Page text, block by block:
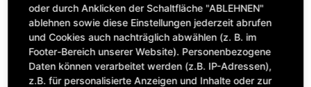
CLICK & COLLECT
Bestellungen bei Deinem bevorzugten Standort abholen
Anzahl
oder durch Anklicken der Schaltfläche "ABLEHNEN"
ablehnen sowie diese Einstellungen jederzeit abrufen
und Cookies auch nachträglich abwählen (z. B. im
Footer-Bereich unserer Website). Personenbezogene
Daten können verarbeitet werden (z.B. IP-Adressen),
z.B. für personalisierte Anzeigen und Inhalte oder zur